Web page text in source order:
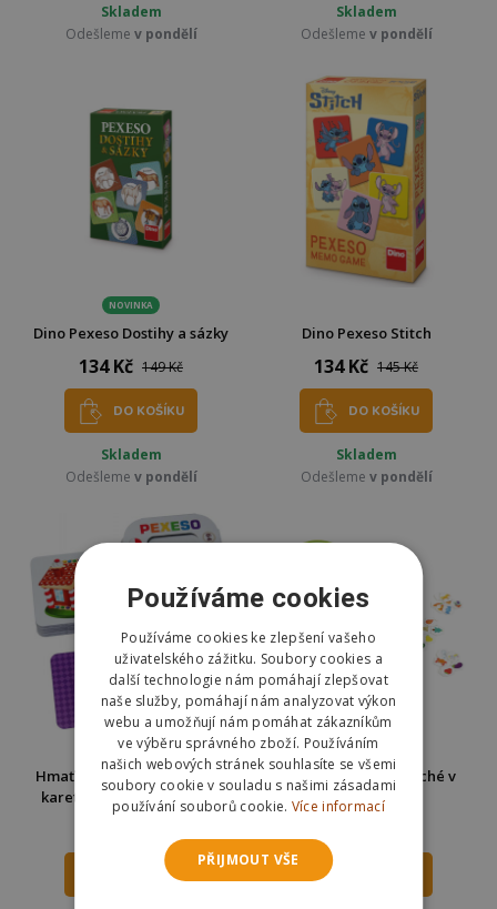
Skladem
Odešleme v pondělí
Skladem
Odešleme v pondělí
NOVINKA
Dino Pexeso Dostihy a sázky
134 Kč 149 Kč
DO KOŠÍKU
Skladem
Odešleme v pondělí
Dino Pexeso Stitch
134 Kč 145 Kč
DO KOŠÍKU
Skladem
Odešleme v pondělí
Hmaťák Pexeso Pohádky 64
karet v plechové krabičce
DO KOŠÍKU
Vilac Pexeso Outékaché v
kyblíku
Používáme cookies
Používáme cookies ke zlepšení vašeho
uživatelského zážitku. Soubory cookies a
další technologie nám pomáhají zlepšovat
naše služby, pomáhají nám analyzovat výkon
webu a umožňují nám pomáhat zákazníkům
ve výběru správného zboží. Používáním
našich webových stránek souhlasíte se všemi
soubory cookie v souladu s našimi zásadami
používání souborů cookie. Více informací
PŘIJMOUT VŠE